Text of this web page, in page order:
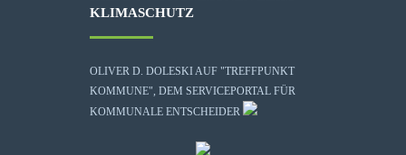
KLIMASCHUTZ
OLIVER D. DOLESKI AUF "TREFFPUNKT
KOMMUNE", DEM SERVICEPORTAL FÜR
KOMMUNALE ENTSCHEIDER